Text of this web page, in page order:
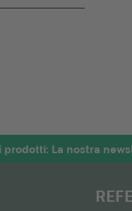
La nostra